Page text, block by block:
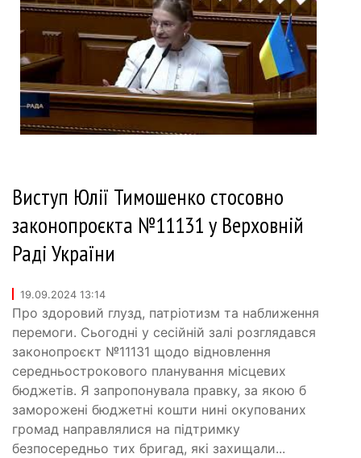
Виступ Юлії Тимошенко стосовно
законопроєкта №11131 у Верховній
Раді України
19.09.2024 13:14
Про здоровий глузд, патріотизм та наближення
перемоги. Сьогодні у сесійній залі розглядався
законопроєкт №11131 щодо відновлення
середньострокового планування місцевих
бюджетів. Я запропонувала правку, за якою б
заморожені бюджетні кошти нині окупованих
громад направлялися на підтримку
безпосередньо тих бригад, які захищали...